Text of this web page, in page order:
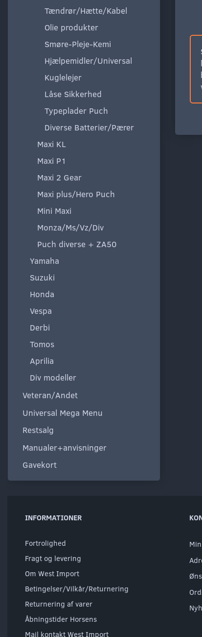
Tændrør/Hætte/Kabel
Olie produkter
Smøre-Pleje-Kemi
Hjælpemidler/Universal
Kuglelejer
Låse Sikkerhed
Typeplader Puch
Diverse Batterier/Pærer
Maxi KL
Maxi P1
Maxi 2 Gear
Maxi plus/Hero Puch
Mini Maxi
Monza/Ms/Vz/Div
Puch diverse + ZA50
Yamaha
Suzuki
Honda
Vespa
Derbi
Tomos
Aprilia
Div modeller
Veteran/Andet
Universal Mega Menu
Restsalg
Manualer+anvisninger
Gavekort
INFORMATIONER
Fortrolighed
Fragt og levering
Om West Import
Betingelser/Vilkår/Returnering
Returnering af varer
Åbningstider Horsens
Mail kontakt West Import